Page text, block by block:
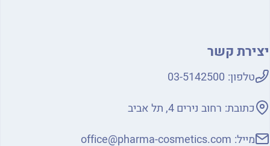
יצירת קשר
טלפון: 03-5142500
כתובת: רחוב נירים 4, תל אביב
מייל: office@pharma-cosmetics.com